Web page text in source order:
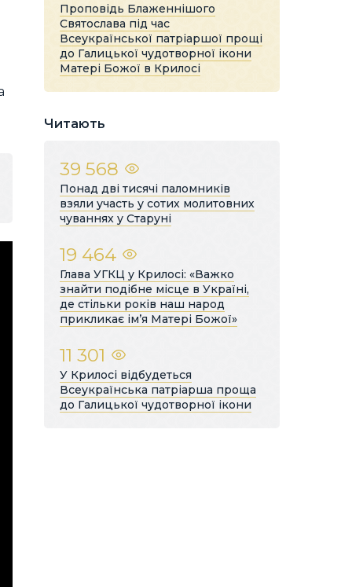
Проповідь Блаженнішого
Святослава під час
Всеукраїнської патріаршої прощі
до Галицької чудотворної ікони
Матері Божої в Крилосі
Читають
39 568
Понад дві тисячі паломників
взяли участь у сотих молитовних
чуваннях у Старуні
19 464
Глава УГКЦ у Крилосі: «Важко
знайти подібне місце в Україні,
де стільки років наш народ
прикликає ім’я Матері Божої»
11 301
У Крилосі відбудеться
Всеукраїнська патріарша проща
до Галицької чудотворної ікони